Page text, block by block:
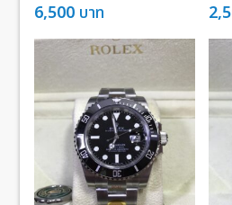
6,500 บาท